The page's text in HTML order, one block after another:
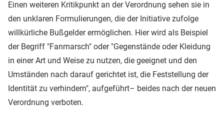
Einen weiteren Kritikpunkt an der Verordnung sehen sie in
den unklaren Formulierungen, die der Initiative zufolge
willkürliche Bußgelder ermöglichen. Hier wird als Beispiel
der Begriff "Fanmarsch" oder "Gegenstände oder Kleidung
in einer Art und Weise zu nutzen, die geeignet und den
Umständen nach darauf gerichtet ist, die Feststellung der
Identität zu verhindern", aufgeführt– beides nach der neuen
Verordnung verboten.